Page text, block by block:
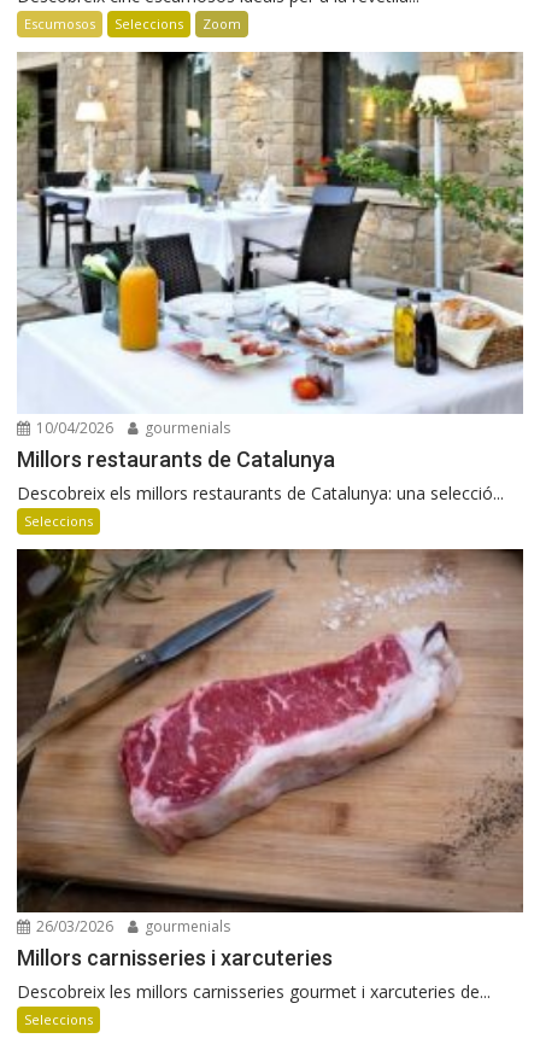
Escumosos Seleccions Zoom
10/04/2026 gourmenials
Millors restaurants de Catalunya
Descobreix els millors restaurants de Catalunya: una selecció...
Seleccions
26/03/2026 gourmenials
Millors carnisseries i xarcuteries
Descobreix les millors carnisseries gourmet i xarcuteries de...
Seleccions